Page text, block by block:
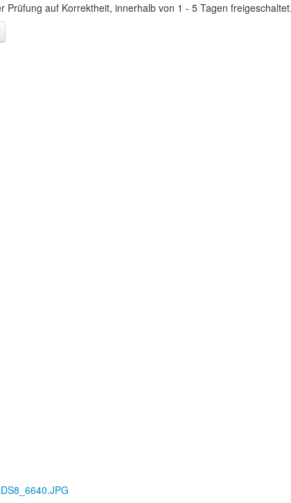
Prüfung auf Korrektheit, innerhalb von 1 - 5 Tagen